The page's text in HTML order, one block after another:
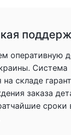
оперативную
Система
складе
заказа